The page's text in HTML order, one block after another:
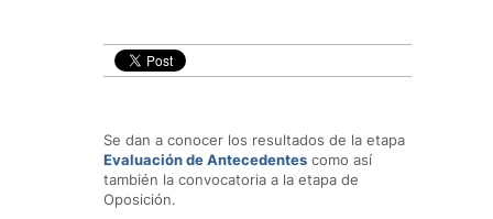
Se dan a conocer los resultados de la etapa
Evaluación de Antecedentes como así
también la convocatoria a la etapa de
Oposición.